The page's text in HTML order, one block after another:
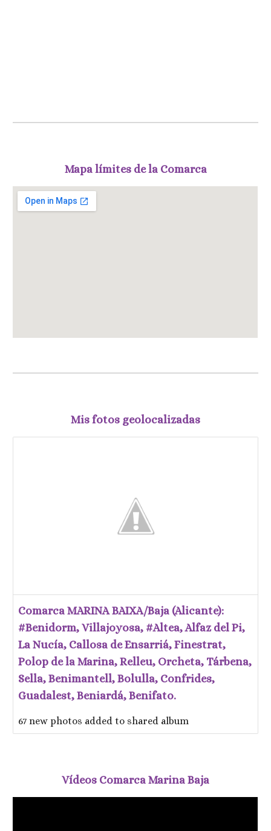
Mapa límites de la Comarca
Mis fotos geolocalizadas
Comarca MARINA BAIXA/Baja (Alicante):
#Benidorm, Villajoyosa, #Altea, Alfaz del Pi,
La Nucía, Callosa de Ensarriá, Finestrat,
Polop de la Marina, Relleu, Orcheta, Tárbena,
Sella, Benimantell, Bolulla, Confrides,
Guadalest, Beniardá, Benifato.
67 new photos added to shared album
Vídeos Comarca Marina Baja